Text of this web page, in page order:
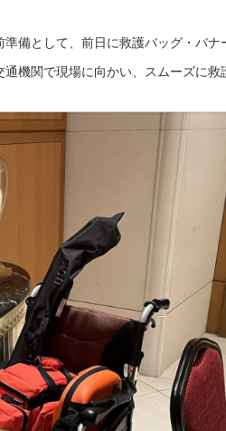
備として、前日に救護バッグ・バナ
機関で現場に向かい、スムーズに救